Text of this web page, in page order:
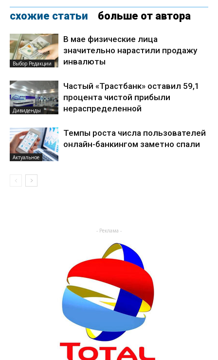
схожие статьи больше от автора
Выбор Редакции
В мае физические лица
значительно нарастили продажу
инвалюты
Дивиденды
Частый «Трастбанк» оставил 59,1
процента чистой прибыли
нераспределенной
Актуальное
Темпы роста числа пользователей
онлайн-банкингом заметно спали
- Реклама -